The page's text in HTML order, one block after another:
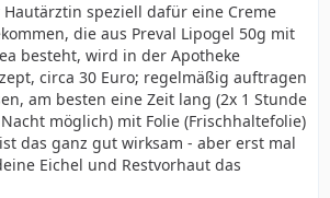
speziell dafür eine Creme
die aus Preval Lipogel 50g mit
besteht, wird in der Apotheke
circa 30 Euro; regelmäßig auftragen
am besten eine Zeit lang (2x 1 Stunde
möglich) mit Folie (Frischhaltefolie)
das ganz gut wirksam - aber erst mal
Eichel und Restvorhaut das